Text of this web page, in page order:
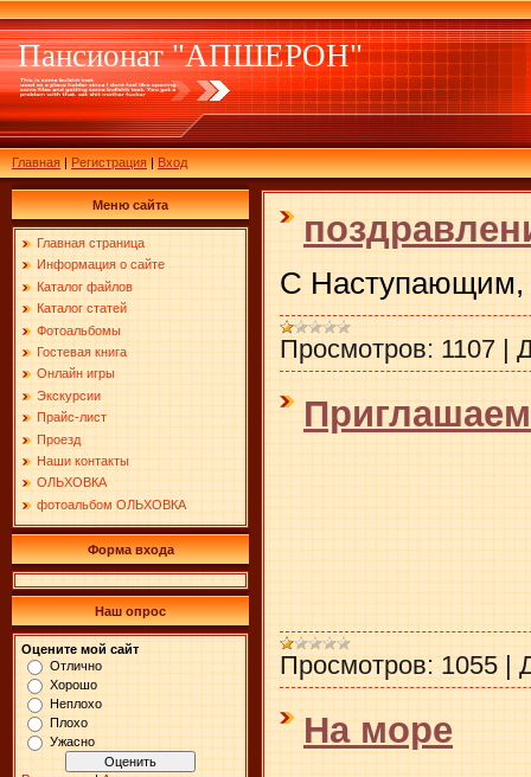
Пансионат "АПШЕРОН"
Главная|Регистрация|Вход
Меню сайта
Главная страница
Информация о сайте
Каталог файлов
Каталог статей
Фотоальбомы
Гостевая книга
Онлайн игры
Экскурсии
Прайс-лист
Проезд
Наши контакты
ОЛЬХОВКА
фотоальбом ОЛЬХОВКА
Форма входа
Наш опрос
Оцените мой сайт
Отлично
Хорошо
Неплохо
Плохо
Ужасно
С
Просмотров: 1107
Просмотров: 1055 |
На море